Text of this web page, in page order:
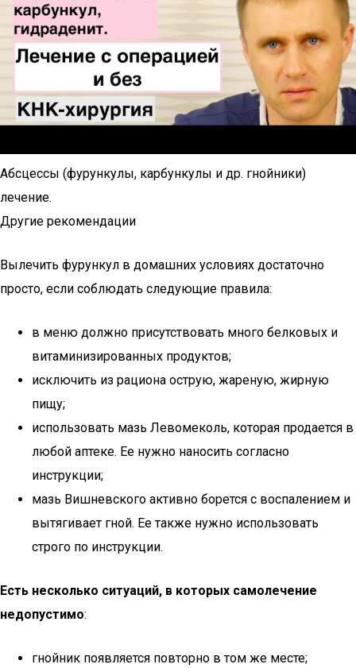
Абсцессы (фурункулы, карбункулы и др. гнойники)
лечение.
Другие рекомендации
Вылечить фурункул в домашних условиях достаточно
просто, если соблюдать следующие правила:
в меню должно присутствовать много белковых и
витаминизированных продуктов;
исключить из рациона острую, жареную, жирную
пищу;
использовать мазь Левомеколь, которая продается в
любой аптеке. Ее нужно наносить согласно
инструкции;
мазь Вишневского активно борется с воспалением и
вытягивает гной. Ее также нужно использовать
строго по инструкции.
Есть несколько ситуаций, в которых самолечение
недопустимо:
гнойник появляется повторно в том же месте;